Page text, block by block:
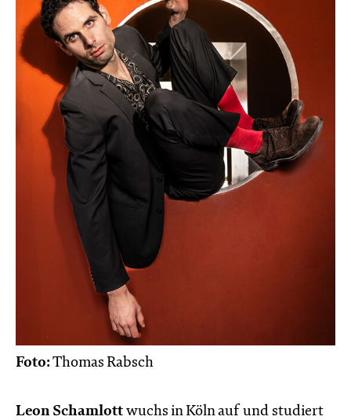
Foto:Thomas Rabsch
Leon Schamlott wuchs in Köln auf und studiert